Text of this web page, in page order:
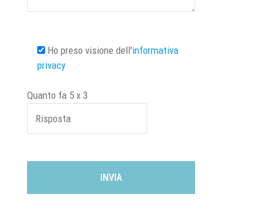
Ho preso visione dell'informativa
privacy
Quanto fa 5 x 3